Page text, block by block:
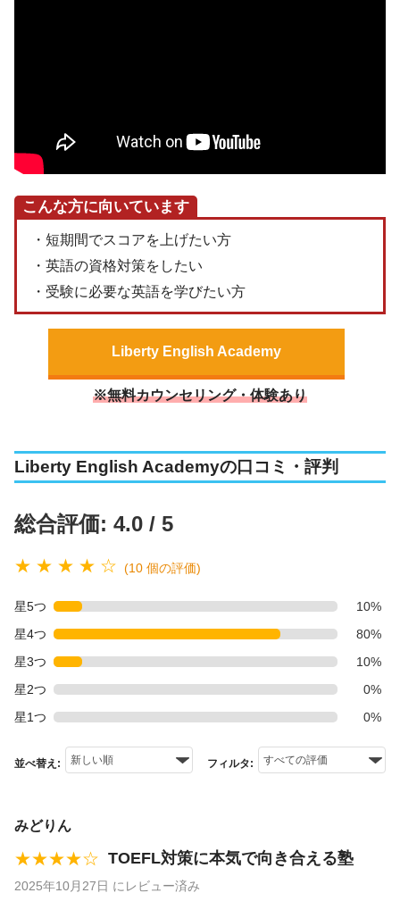
こんな方に向いています
・短期間でスコアを上げたい方
・英語の資格対策をしたい
・受験に必要な英語を学びたい方
Liberty English Academy
※無料カウンセリング・体験あり
Liberty English Academyの口コミ・評判
総合評価: 4.0 / 5
★ ★ ★ ★ ☆ (10 個の評価)
星5つ
10%
星4つ
80%
星3つ
10%
星2つ
0%
星1つ
0%
並べ替え: フィルタ:
みどりん
★★★★☆ TOEFL対策に本気で向き合える塾
2025年10月27日 にレビュー済み